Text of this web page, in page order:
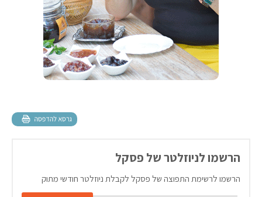
הרשמו לניוזלטר של פסקל
הרשמו לרשימת התפוצה של פסקל לקבלת ניוזלטר חודשי מתוק